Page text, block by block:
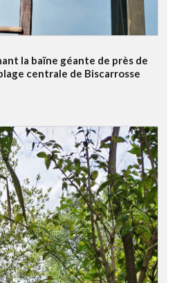
la baïne géante de près de
centrale de Biscarrosse